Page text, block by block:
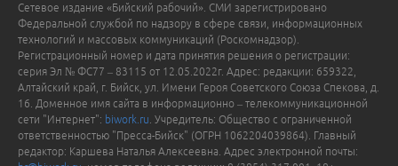
Сетевое издание «Бийский рабочий». СМИ зарегистрировано
Федеральной службой по надзору в сфере связи, информационных
технологий и массовых коммуникаций (Роскомнадзор).
Регистрационный номер и дата принятия решения о регистрации:
серия Эл № ФС77 – 83115 от 12.05.2022г. Адрес: редакции: 659322,
Алтайский край, г. Бийск, ул. Имени Героя Советского Союза Спекова, д.
16. Доменное имя сайта в информационно – телекоммуникационной
сети "Интернет": biwork.ru . Учредитель: Общество с ограниченной
ответственностью "Пресса-Бийск" (ОГРН 1062204039864). Главный
редактор: Каршева Наталья Алексеевна. Адрес электронной почты: